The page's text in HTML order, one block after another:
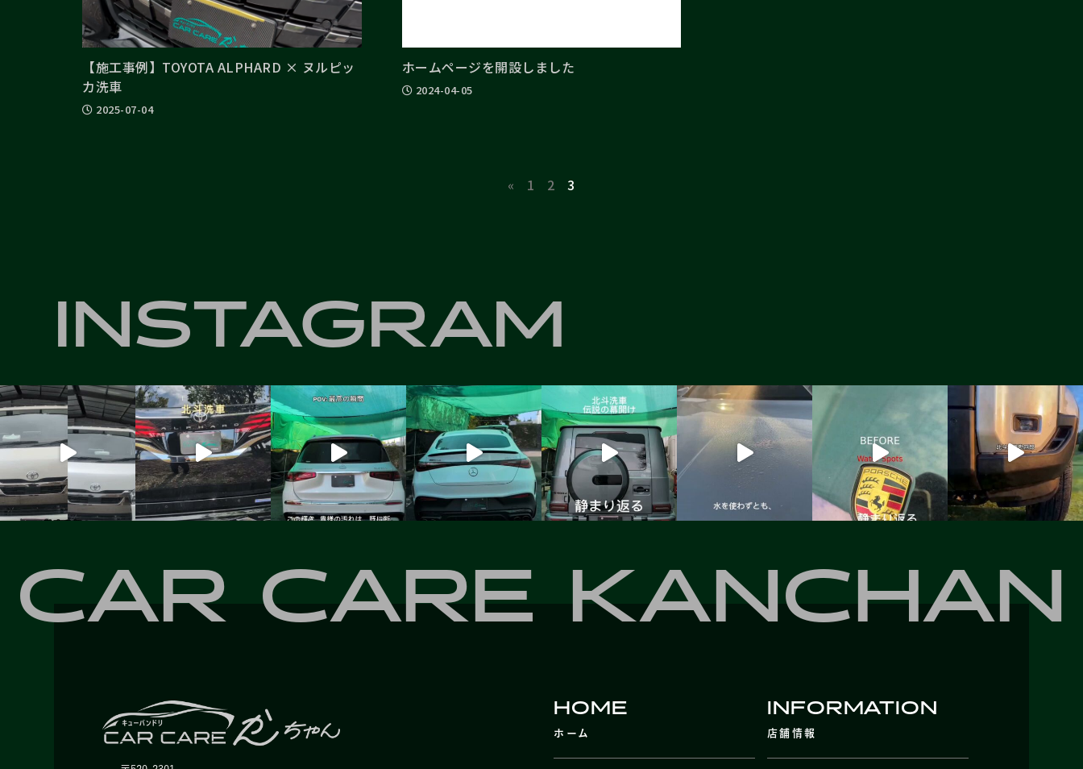
【施工事例】TOYOTA ALPHARD × ヌルピッ
カ洗車
2025-07-04
ホームページを開設しました
2024-04-05
« 1 2 3
INSTAGRAM
CAR CARE KANCHAN
HOME
ホーム
INFORMATION
店舗情報